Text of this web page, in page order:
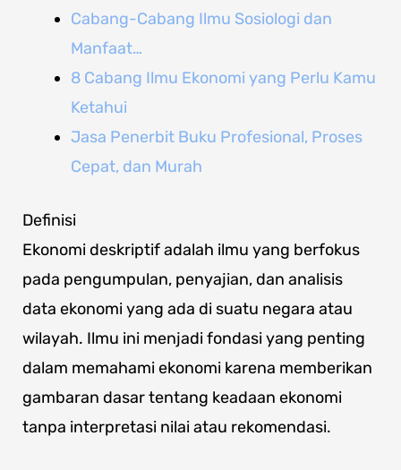
Cabang-Cabang Ilmu Sosiologi dan
Manfaat…
8 Cabang Ilmu Ekonomi yang Perlu Kamu
Ketahui
Jasa Penerbit Buku Profesional, Proses
Cepat, dan Murah
Definisi
Ekonomi deskriptif adalah ilmu yang berfokus
pada pengumpulan, penyajian, dan analisis
data ekonomi yang ada di suatu negara atau
wilayah. Ilmu ini menjadi fondasi yang penting
dalam memahami ekonomi karena memberikan
gambaran dasar tentang keadaan ekonomi
tanpa interpretasi nilai atau rekomendasi.